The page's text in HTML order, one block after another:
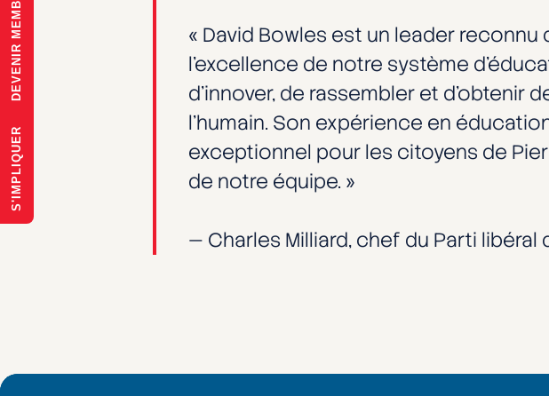
DEVENIR MEMBRE
S'IMPLIQUER
« David Bowles est un leader
l’excellence de notre système
d’innover, de rassembler et
l’humain. Son expérience en
exceptionnel pour les citoyens de
de notre équipe. »
— Charles Milliard, chef du Parti libéral